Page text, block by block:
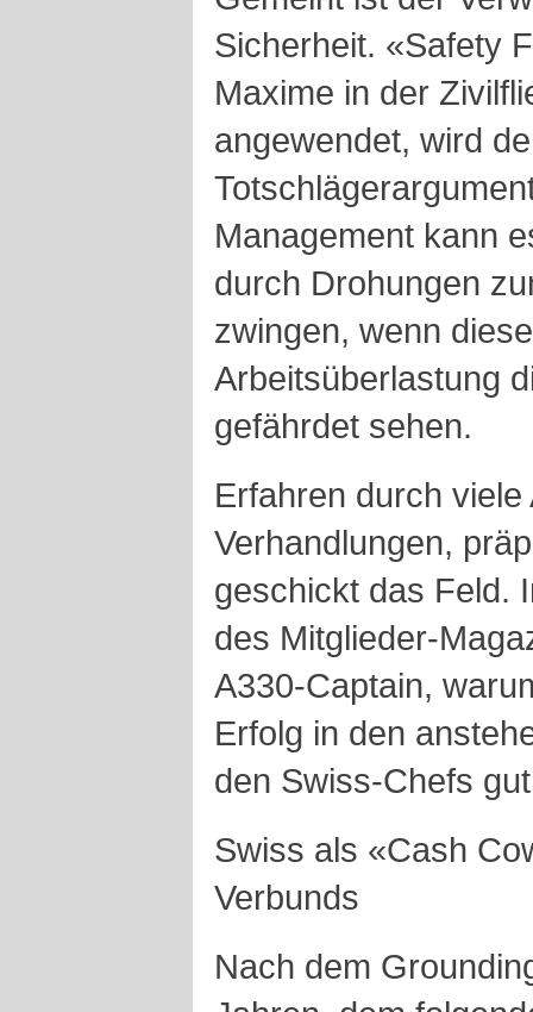
Sicherheit. «Safety
Maxime in der
angewendet, wird
Management kann
durch Drohungen
zwingen, wenn
Arbeitsüberlastung
gefährdet sehen.
Erfahren durch
Verhandlungen,
geschickt das Feld.
des Mitglieder-
A330-Captain,
Erfolg in den
den Swiss-Chefs
Swiss als «Cash
Verbunds
Nach dem